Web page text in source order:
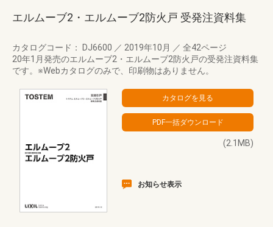
エルムーブ2・エルムーブ2防火戸 受発注資料集
カタログコード： DJ6600 ／ 2019年10月 ／ 全42ページ
20年1月発売のエルムーブ2・エルムーブ2防火戸の受発注資料集
です。※Webカタログのみで、印刷物はありません。
(2.1MB)
お知らせ表示